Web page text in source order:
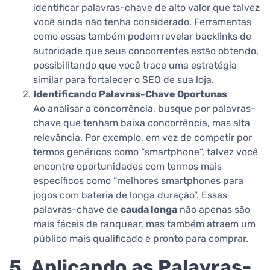
identificar palavras-chave de alto valor que talvez
você ainda não tenha considerado. Ferramentas
como essas também podem revelar backlinks de
autoridade que seus concorrentes estão obtendo,
possibilitando que você trace uma estratégia
similar para fortalecer o SEO de sua loja.
Identificando Palavras-Chave Oportunas
Ao analisar a concorrência, busque por palavras-
chave que tenham baixa concorrência, mas alta
relevância. Por exemplo, em vez de competir por
termos genéricos como “smartphone”, talvez você
encontre oportunidades com termos mais
específicos como “melhores smartphones para
jogos com bateria de longa duração”. Essas
palavras-chave de cauda longa não apenas são
mais fáceis de ranquear, mas também atraem um
público mais qualificado e pronto para comprar.